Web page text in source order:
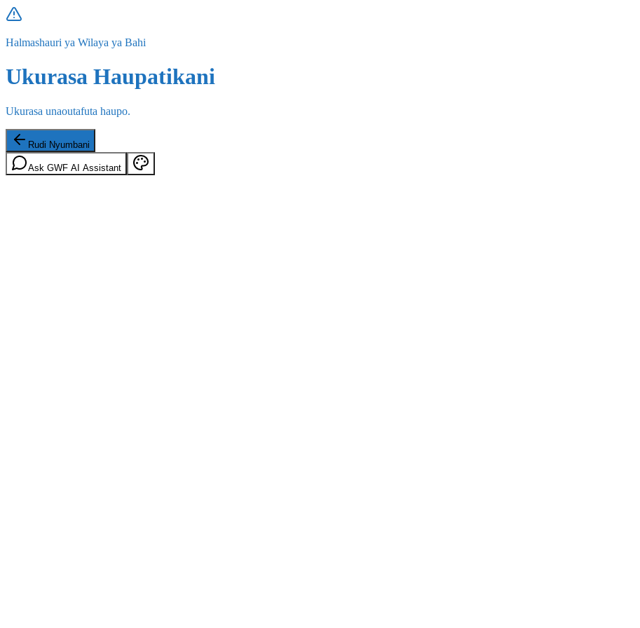
Halmashauri ya Wilaya ya Bahi
Ukurasa Haupatikani
Ukurasa unaoutafuta haupo.
Rudi Nyumbani
Ask GWF AI Assistant